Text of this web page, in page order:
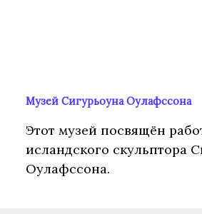
Музей Сигурьоуна Оулафссона
Этот музей посвящён
исландского скульптора
Оулафссона.